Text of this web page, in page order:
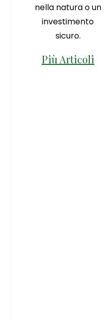
nella natura o un
investimento
sicuro.
Più Articoli